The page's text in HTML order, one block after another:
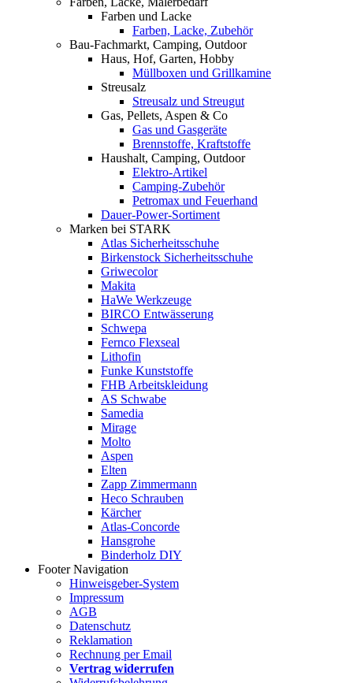
Farben und Lacke
Farben, Lacke, Zubehör
Bau-Fachmarkt, Camping, Outdoor
Haus, Hof, Garten, Hobby
Müllboxen und Grillkamine
Streusalz
Streusalz und Streugut
Gas, Pellets, Aspen & Co
Gas und Gasgeräte
Brennstoffe, Kraftstoffe
Haushalt, Camping, Outdoor
Elektro-Artikel
Camping-Zubehör
Petromax und Feuerhand
Dauer-Power-Sortiment
Marken bei STARK
Atlas Sicherheitsschuhe
Birkenstock Sicherheitsschuhe
Griwecolor
Makita
HaWe Werkzeuge
BIRCO Entwässerung
Schwepa
Fernco Flexseal
Lithofin
Funke Kunststoffe
FHB Arbeitskleidung
AS Schwabe
Samedia
Mirage
Molto
Aspen
Elten
Zapp Zimmermann
Heco Schrauben
Kärcher
Atlas-Concorde
Hansgrohe
Binderholz DIY
Footer Navigation
Hinweisgeber-System
Impressum
AGB
Datenschutz
Reklamation
Rechnung per Email
Vertrag widerrufen